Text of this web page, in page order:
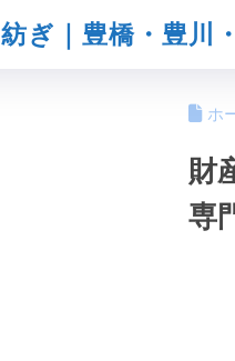
紡ぎ｜豊橋・豊川
ホ
財
専